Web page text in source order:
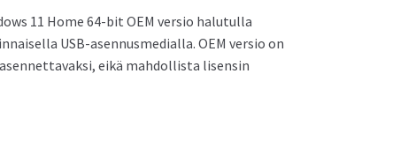
11 Home 64-bit OEM versio halutulla
USB-asennusmedialla. OEM versio on
eikä mahdollista lisensin